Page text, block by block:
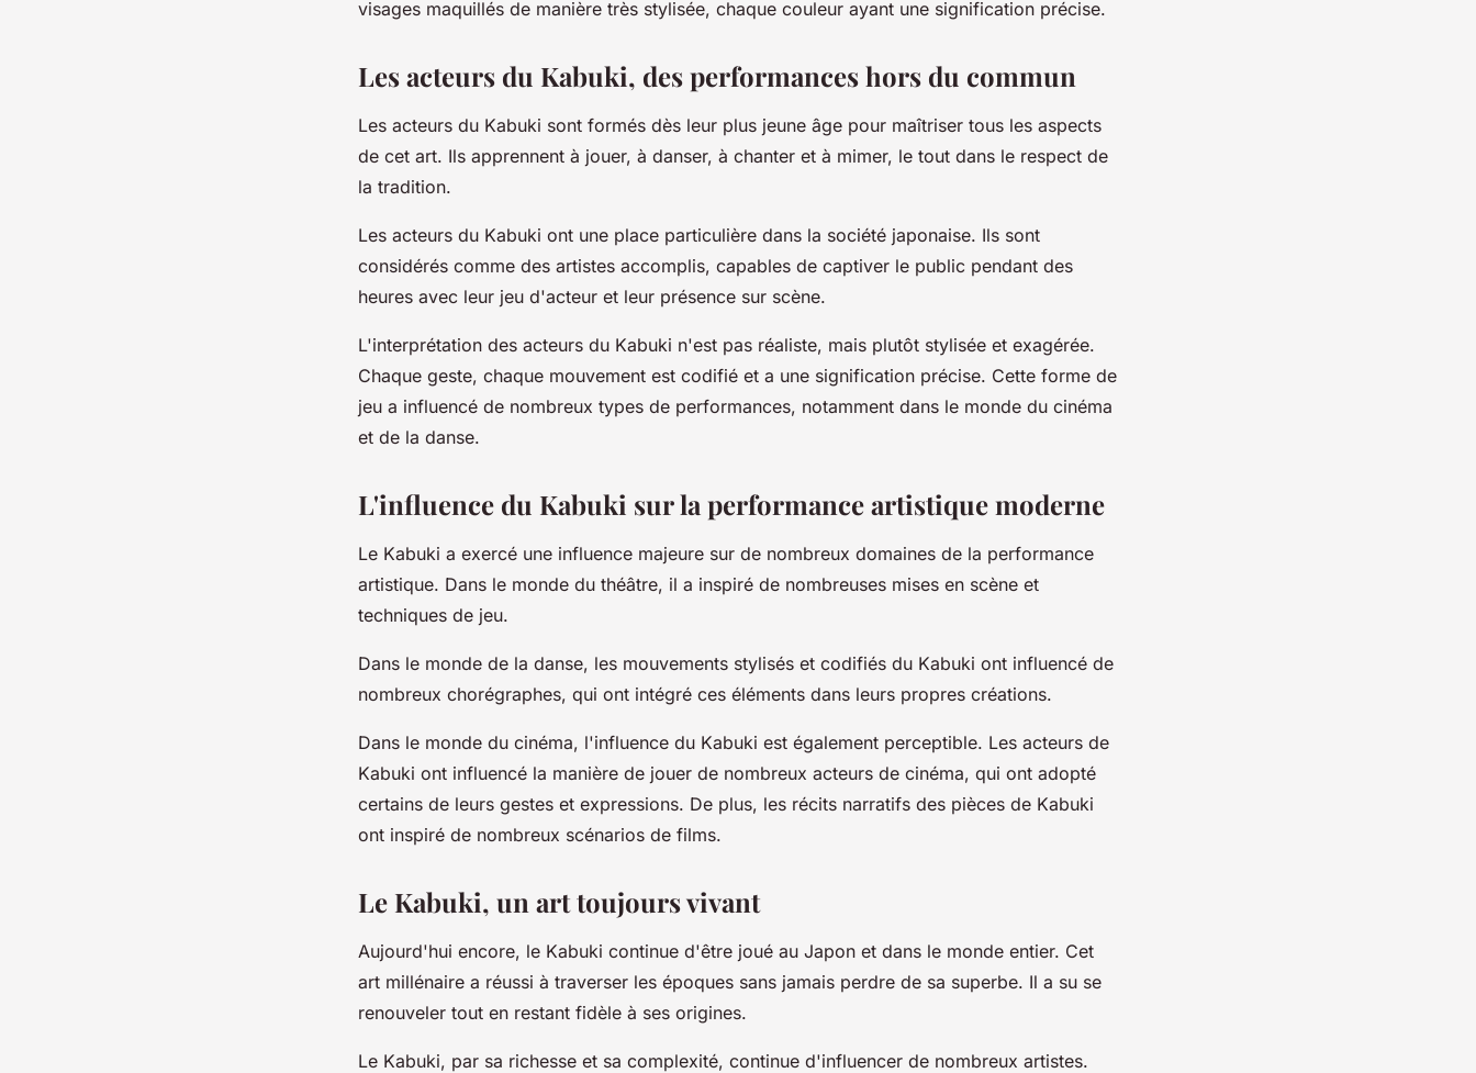
visages maquillés de manière très stylisée, chaque couleur ayant une signification précise.
Les acteurs du Kabuki, des performances hors du commun
Les acteurs du Kabuki sont formés dès leur plus jeune âge pour maîtriser tous les aspects
de cet art. Ils apprennent à jouer, à danser, à chanter et à mimer, le tout dans le respect de
la tradition.
Les acteurs du Kabuki ont une place particulière dans la société japonaise. Ils sont
considérés comme des artistes accomplis, capables de captiver le public pendant des
heures avec leur jeu d'acteur et leur présence sur scène.
L'interprétation des acteurs du Kabuki n'est pas réaliste, mais plutôt stylisée et exagérée.
Chaque geste, chaque mouvement est codifié et a une signification précise. Cette forme de
jeu a influencé de nombreux types de performances, notamment dans le monde du cinéma
et de la danse.
L'influence du Kabuki sur la performance artistique moderne
Le Kabuki a exercé une influence majeure sur de nombreux domaines de la performance
artistique. Dans le monde du théâtre, il a inspiré de nombreuses mises en scène et
techniques de jeu.
Dans le monde de la danse, les mouvements stylisés et codifiés du Kabuki ont influencé de
nombreux chorégraphes, qui ont intégré ces éléments dans leurs propres créations.
Dans le monde du cinéma, l'influence du Kabuki est également perceptible. Les acteurs de
Kabuki ont influencé la manière de jouer de nombreux acteurs de cinéma, qui ont adopté
certains de leurs gestes et expressions. De plus, les récits narratifs des pièces de Kabuki
ont inspiré de nombreux scénarios de films.
Le Kabuki, un art toujours vivant
Aujourd'hui encore, le Kabuki continue d'être joué au Japon et dans le monde entier. Cet
art millénaire a réussi à traverser les époques sans jamais perdre de sa superbe. Il a su se
renouveler tout en restant fidèle à ses origines.
Le Kabuki, par sa richesse et sa complexité, continue d'influencer de nombreux artistes.